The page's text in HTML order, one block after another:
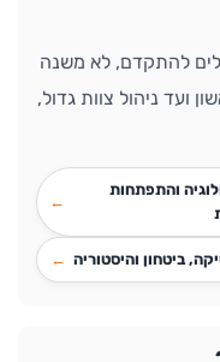
להתקדם, לא משנה
ועד ניהול צוות גדול,
והתפתחות
ביטחון והיסטוריה